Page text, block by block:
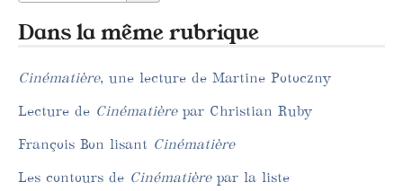
Dans la même rubrique
Cinématière, une lecture de Martine Potoczny
Lecture de Cinématièrepar Christian Ruby
François Bon lisant Cinématière
Les contours de Cinématière par la liste